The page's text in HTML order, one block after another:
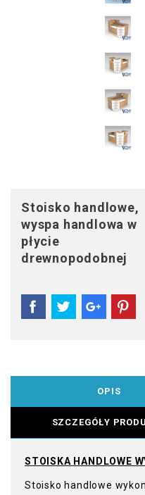
Stoisko handlowe,
wyspa handlowa w
płycie
drewnopodobnej
OPIS
SZCZEGÓŁY
STOISKA HANDLOWE
Stoisko handlowe